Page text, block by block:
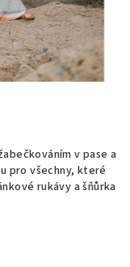
v pase a
pro všechny, které
rukávy a šňůrka